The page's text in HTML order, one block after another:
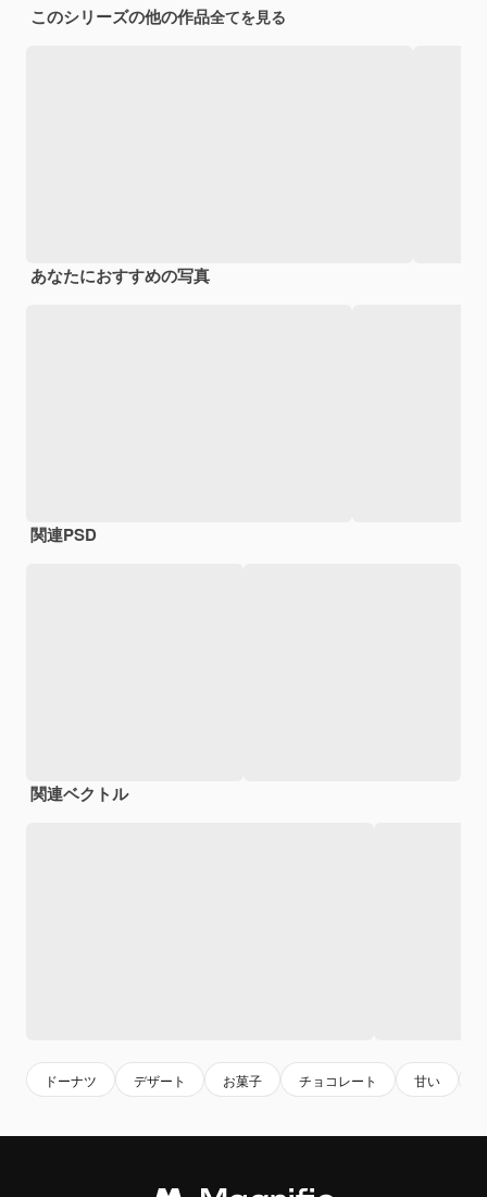
このシリーズの他の作品全てを見る
あなたにおすすめの写真
関連PSD
関連ベクトル
ドーナツ デザート お菓子 チョコレート 甘い